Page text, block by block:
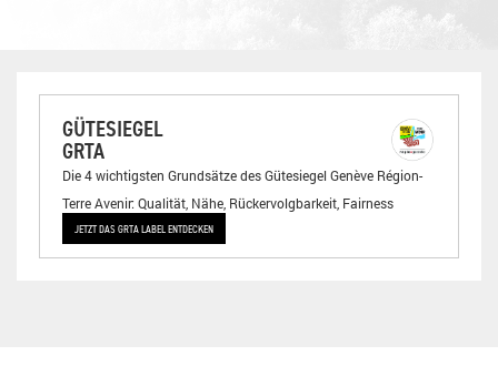
GÜTESIEGEL
GRTA
Die 4 wichtigsten Grundsätze des Gütesiegel Genève Région-
Terre Avenir: Qualität, Nähe, Rückervolgbarkeit, Fairness
JETZT DAS GRTA LABEL ENTDECKEN